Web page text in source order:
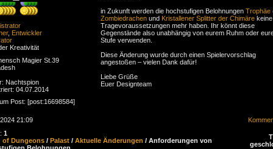
, Entwickler
Kreativität
Magier St.39
Nachtspion
04.07.2014
Post: [post:16698584]
in Zukunft werden die hochstufigen Belohnungen Trophäe
Zombiedrachen und Kristallener Splitter der Chimäre keine
Tragevoraussetzungen mehr haben. Ihr könnt diese
Gegenstände also unabhängig von eurem Ruhm oder
Stufe verwenden.
Diese Änderung wurde durch einen Spielervorschlag
angestoßen – vielen Dank dafür!
Liebe Grüße
Euer Designteam
21:09
1
of Dungeons / Palast / Aktuelle Änderungen / Anforderungen von